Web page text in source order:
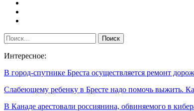
Интересное:
В город-спутнике Бреста осуществляется ремонт
Слабеющему ребенку в Бресте надо помочь выжить.
В Канаде арестовали россиянина, обвиняемого в